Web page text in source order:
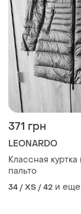
371 грн
LEONARDO
Классная куртка
пальто
34 / XS / 42 и еще